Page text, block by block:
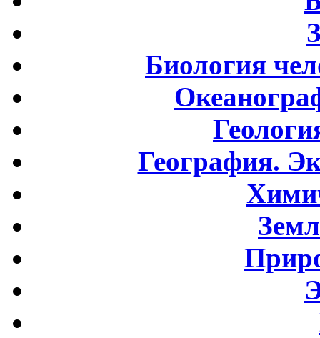
Биология
География.